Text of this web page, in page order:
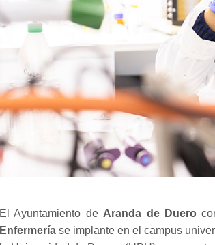
El Ayuntamiento de Aranda de Duero
Enfermería se implante en el campus